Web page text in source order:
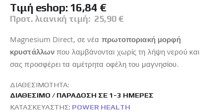
Tιμή eshop: 16,84 €
Προτ. λιανική τιμή: 25,90 €
Magnesium Direct, σε νέα πρωτοποριακή μορφή
κρυστάλλων που λαμβάνονται χωρίς τη λήψη νερού και
σας προσφέρει τα αμέτρητα οφέλη του μαγνησίου.
ΔΙΑΘΕΣΙΜΌΤΗΤΑ:
ΔΙΑΘΈΣΙΜΟ / ΠΑΡΆΔΟΣΗ ΣΕ 1-3 ΗΜΈΡΕΣ
ΚΑΤΑΣΚΕΥΑΣΤΉΣ: POWER HEALTH